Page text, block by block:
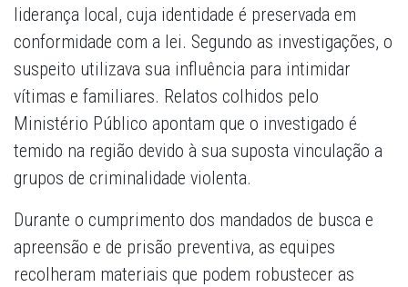
liderança local, cuja identidade é preservada em
conformidade com a lei. Segundo as investigações, o
suspeito utilizava sua influência para intimidar
vítimas e familiares. Relatos colhidos pelo
Ministério Público apontam que o investigado é
temido na região devido à sua suposta vinculação a
grupos de criminalidade violenta.
Durante o cumprimento dos mandados de busca e
apreensão e de prisão preventiva, as equipes
recolheram materiais que podem robustecer as